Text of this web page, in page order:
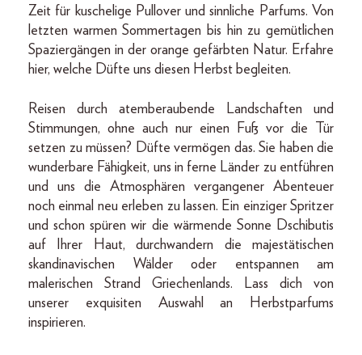
Zeit für kuschelige Pullover und sinnliche Parfums. Von
letzten warmen Sommertagen bis hin zu gemütlichen
Spaziergängen in der orange gefärbten Natur. Erfahre
hier, welche Düfte uns diesen Herbst begleiten.
Reisen durch atemberaubende Landschaften und
Stimmungen, ohne auch nur einen Fuß vor die Tür
setzen zu müssen? Düfte vermögen das. Sie haben die
wunderbare Fähigkeit, uns in ferne Länder zu entführen
und uns die Atmosphären vergangener Abenteuer
noch einmal neu erleben zu lassen. Ein einziger Spritzer
und schon spüren wir die wärmende Sonne Dschibutis
auf Ihrer Haut, durchwandern die majestätischen
skandinavischen Wälder oder entspannen am
malerischen Strand Griechenlands. Lass dich von
unserer exquisiten Auswahl an Herbstparfums
inspirieren.